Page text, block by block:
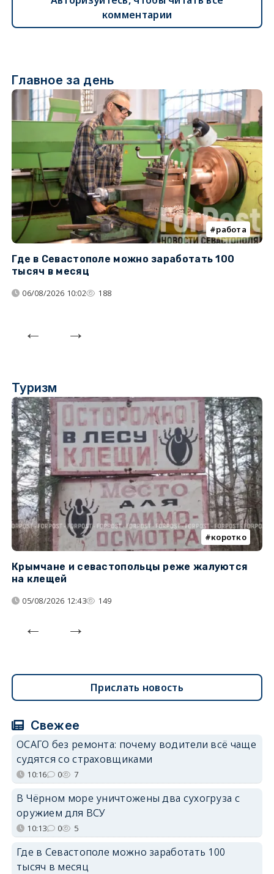
комментарии
Главное за день
работа
Где в Севастополе можно заработать 100
тысяч в месяц
06/08/2026 10:02 188
Туризм
коротко
Крымчане и севастопольцы реже жалуются
на клещей
05/08/2026 12:43 149
Прислать новость
Свежее
ОСАГО без ремонта: почему водители всё чаще
судятся со страховщиками
10:16 0 7
В Чёрном море уничтожены два сухогруза с
оружием для ВСУ
10:13 0 5
Где в Севастополе можно заработать 100
тысяч в месяц